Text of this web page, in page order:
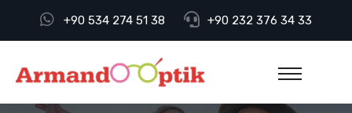
+90 534 274 51 38 +90 232 376 34 33